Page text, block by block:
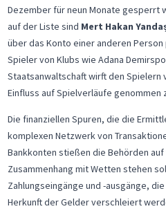
Dezember für neun Monate gesperrt
auf der Liste sind Mert Hakan
über das Konto einer anderen
Spieler von Klubs wie Adana
Staatsanwaltschaft wirft den
Einfluss auf Spielverläufe genommen
Die finanziellen Spuren, die die
komplexen Netzwerk von
Bankkonten stießen die Behörden
Zusammenhang mit Wetten stehen
Zahlungseingänge und -ausgänge,
Herkunft der Gelder verschleiert